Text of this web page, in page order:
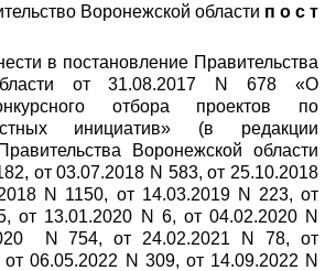
Воронежской области п о с т
Правительства
от 31.08.2017 N 678 «О
отбора проектов по
инициатив» (в редакции
Воронежской области
от 03.07.2018 N 583, от 25.10.2018
N 1150, от 14.03.2019 N 223, от
от 13.01.2020 N 6, от 04.02.2020 N
N 754, от 24.02.2021 N 78, от
06.05.2022 N 309, от 14.09.2022 N